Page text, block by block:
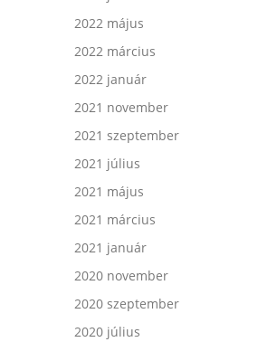
2022 május
2022 március
2022 január
2021 november
2021 szeptember
2021 július
2021 május
2021 március
2021 január
2020 november
2020 szeptember
2020 július